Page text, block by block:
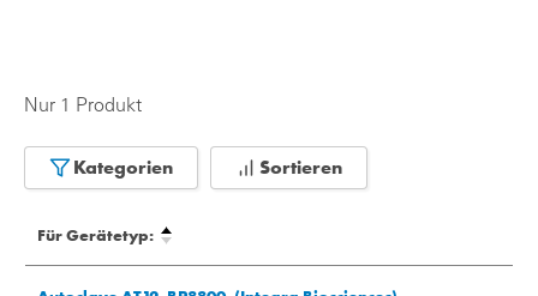
Nur 1 Produkt
Kategorien Sortieren
Für Gerätetyp: